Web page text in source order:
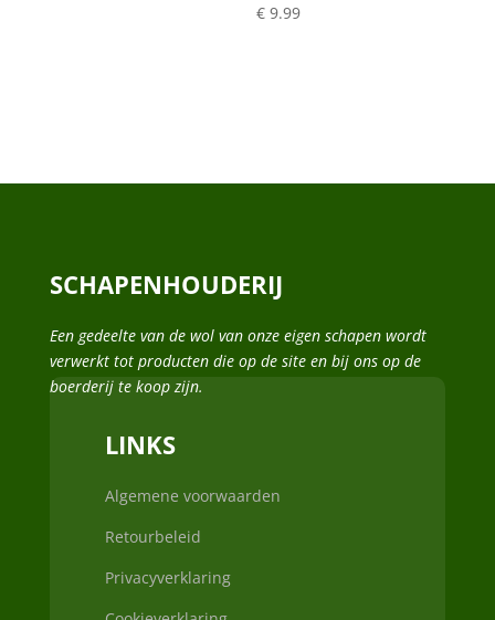
€ 9.99
SCHAPENHOUDERIJ
Een gedeelte van de wol van onze eigen schapen wordt
verwerkt tot producten die op de site en bij ons op de
boerderij te koop zijn.
LINKS
Algemene voorwaarden
Retourbeleid
Privacyverklaring